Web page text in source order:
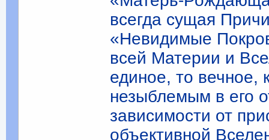
всегда сущая
«Невидимые
всей Материи и
единое, то вечное,
незыблемым в его
зависимости от
объективной